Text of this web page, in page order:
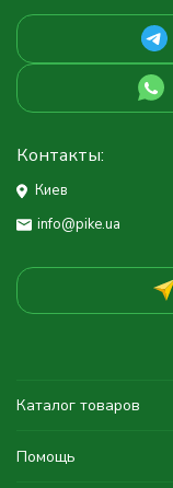
Контакты:
Киев
info@pike.ua
Каталог товаров
Помощь